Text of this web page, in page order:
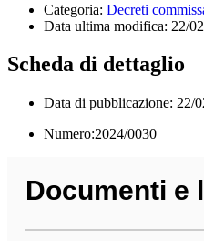
Categoria: Decreti
Data ultima modifica: 22/
Scheda di dettaglio
Data di pubblicazione: 22/
Numero:2024/0030
Documenti e